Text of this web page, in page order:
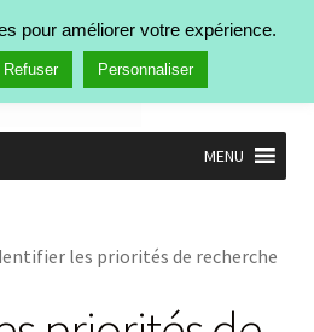
MENU
de rechercheles priorités de recherche
pour améliorer votre expérience.
Refuser Personnaliser